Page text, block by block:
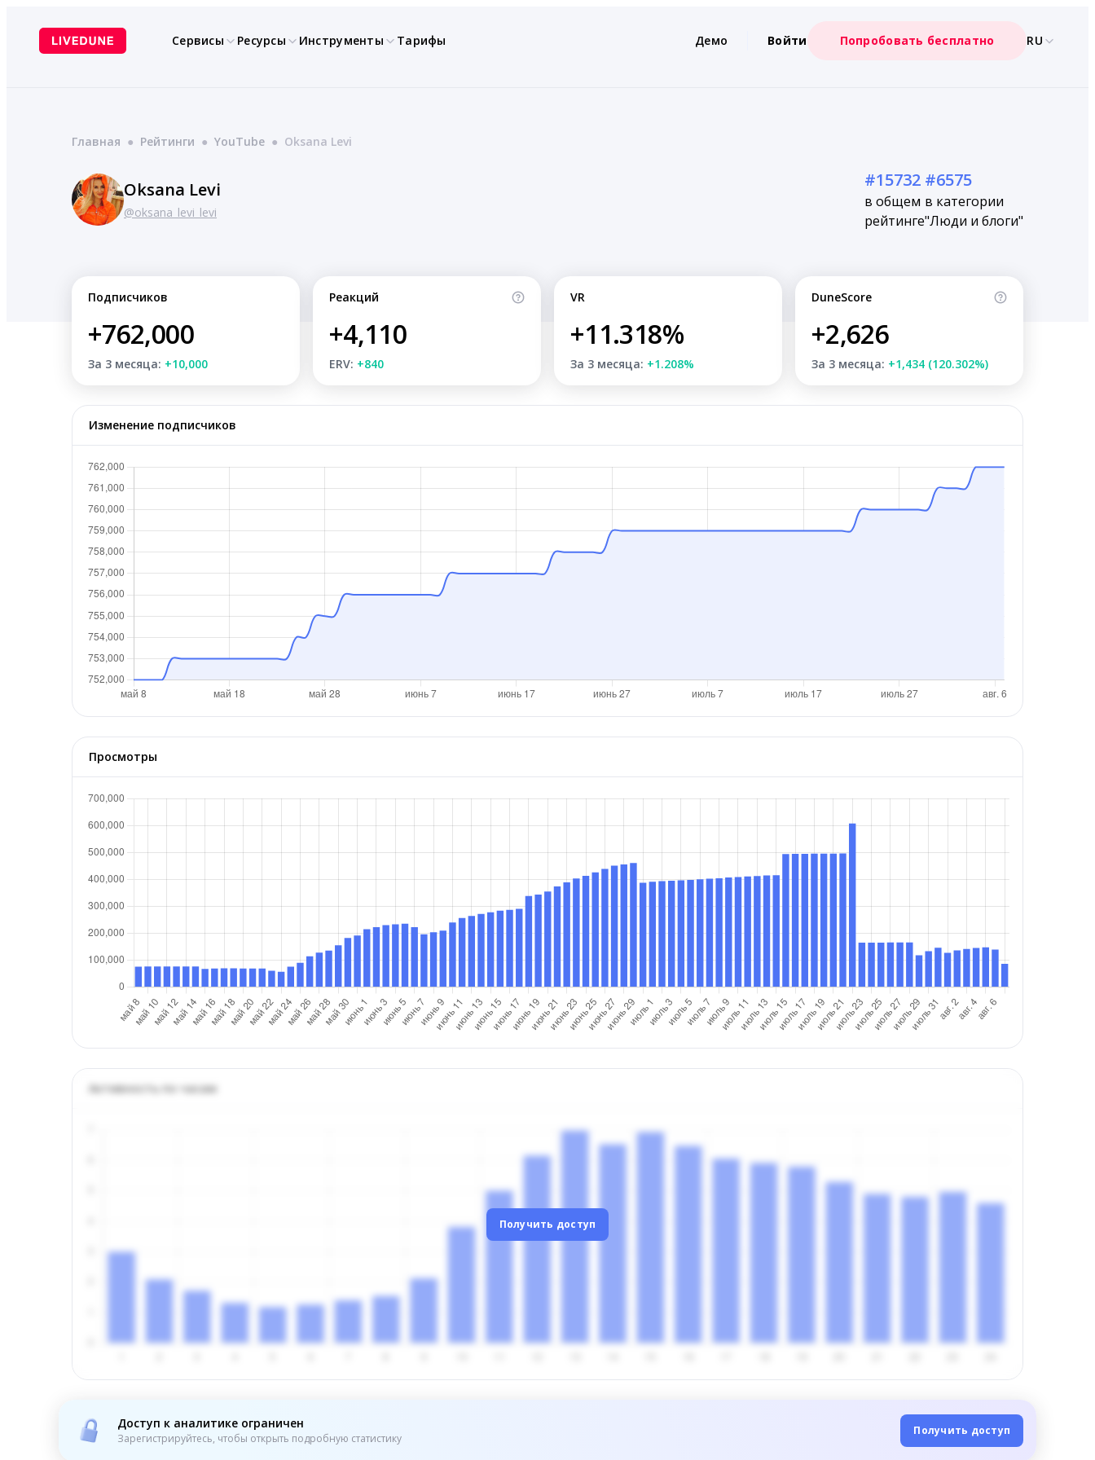
содержимому
Сервисы Ресурсы Инструменты Тарифы Демо Войти Попробовать бесплатно RU
Главная ● Рейтинги ● YouTube ● Oksana Levi
Oksana Levi
@oksana_levi_levi
#15732
в общем
рейтинге
#6575
в категории
"Люди и блоги"
Подписчиков
+762,000
За 3 месяца: +10,000
Реакций
+4,110
ERV: +840
VR
+11.318%
За 3 месяца: +1.208%
DuneScore
+2,626
За 3 месяца: +1,434 (120.302%)
Изменение подписчиков
Просмотры
Активность по часам
Получить доступ
Доступ к аналитике ограничен
Зарегистрируйтесь, чтобы открыть подробную статистику
Получить доступ